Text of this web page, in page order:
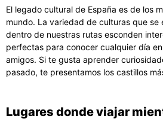
El legado cultural de España es de los
mundo. La variedad de culturas que se
dentro de nuestras rutas esconden
perfectas para conocer cualquier día
amigos. Si te gusta aprender
pasado, te presentamos los castillos
Lugares donde viajar